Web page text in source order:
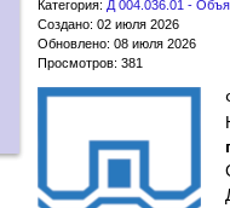
Категория: Д 004.036.01 -
Создано: 02 июля 2026
Обновлено: 08 июля 2026
Просмотров: 381